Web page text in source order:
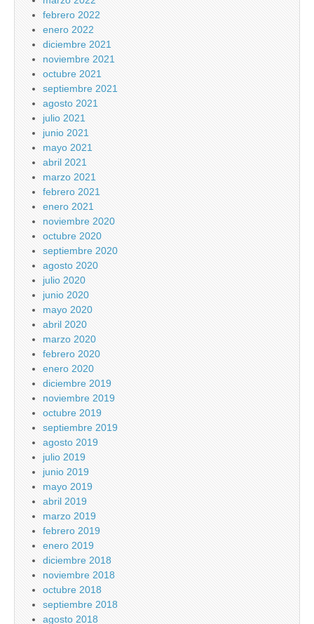
febrero 2022
enero 2022
diciembre 2021
noviembre 2021
octubre 2021
septiembre 2021
agosto 2021
julio 2021
junio 2021
mayo 2021
abril 2021
marzo 2021
febrero 2021
enero 2021
noviembre 2020
octubre 2020
septiembre 2020
agosto 2020
julio 2020
junio 2020
mayo 2020
abril 2020
marzo 2020
febrero 2020
enero 2020
diciembre 2019
noviembre 2019
octubre 2019
septiembre 2019
agosto 2019
julio 2019
junio 2019
mayo 2019
abril 2019
marzo 2019
febrero 2019
enero 2019
diciembre 2018
noviembre 2018
octubre 2018
septiembre 2018
agosto 2018